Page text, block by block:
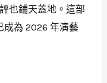
也鋪天蓋地。這部
成為 2026 年演藝